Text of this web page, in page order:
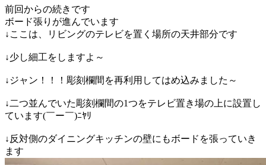
前回からの続きです
ボード張りが進んでいます
↓ここは、リビングのテレビを置く場所の天井部分です
↓少し細工をしますよ～
↓ジャン！！！彫刻欄間を再利用してはめ込みました～
↓二つ並んでいた彫刻欄間の1つをテレビ置き場の上に設置し
ています(￣ー￣)ﾆﾔﾘ
↓反対側のダイニングキッチンの壁にもボードを張っていき
ます